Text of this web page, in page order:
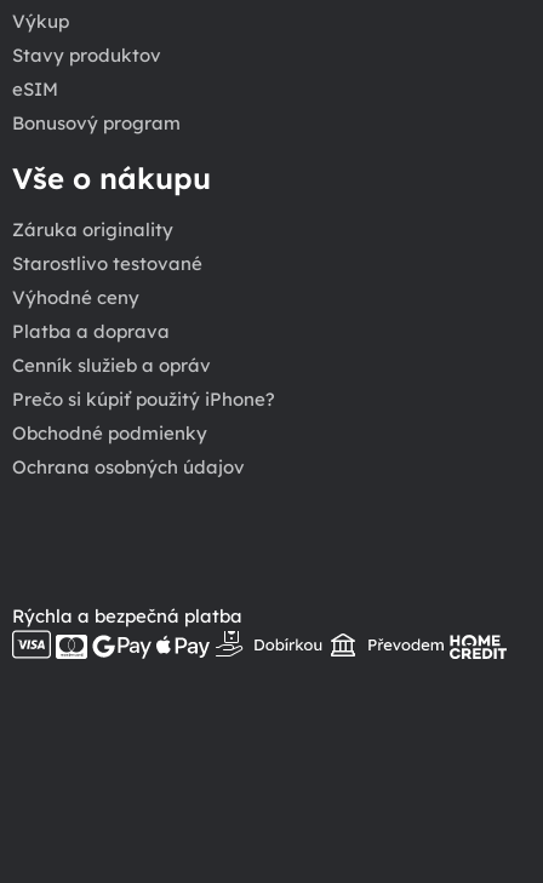
Výkup
Stavy produktov
eSIM
Bonusový program
Vše o nákupu
Záruka originality
Starostlivo testované
Výhodné ceny
Platba a doprava
Cenník služieb a opráv
Prečo si kúpiť použitý iPhone?
Obchodné podmienky
Ochrana osobných údajov
Rýchla a bezpečná platba